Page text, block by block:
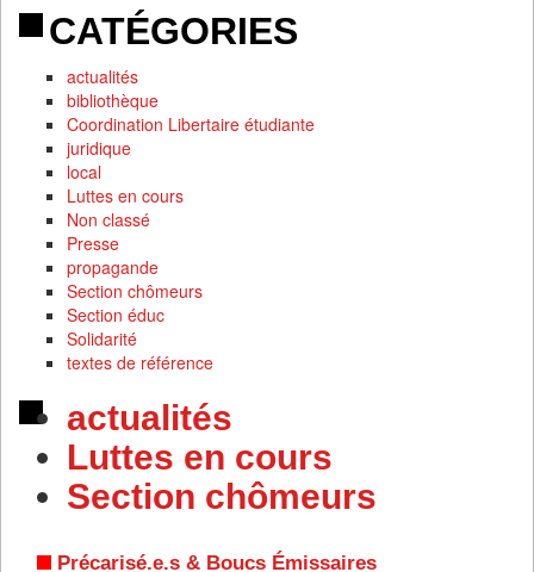
CATÉGORIES
actualités
bibliothèque
Coordination Libertaire étudiante
juridique
local
Luttes en cours
Non classé
Presse
propagande
Section chômeurs
Section éduc
Solidarité
textes de référence
actualités
Luttes en cours
Section chômeurs
Précarisé.e.s & Boucs Émissaires